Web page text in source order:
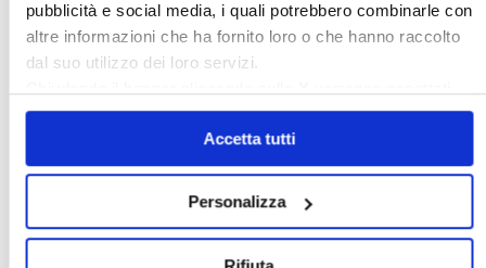
pubblicità e social media, i quali potrebbero combinarle con
altre informazioni che ha fornito loro o che hanno raccolto
dal suo utilizzo dei loro servizi.
solo i cookie necessari.
Accetta tutti
Personalizza
〉 Sedi Territoriali